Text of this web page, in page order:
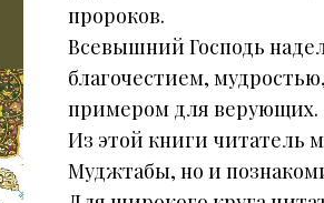
пророков.
Всевышний Господь
благочестием,
примером для верующих.
Из этой книги читатель
Муджтабы, но и